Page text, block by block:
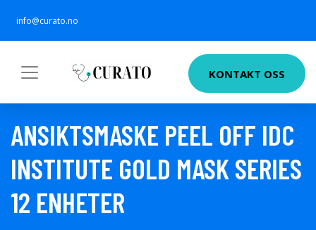
info@curato.no
KONTAKT OSS
ANSIKTSMASKE PEEL OFF IDC
INSTITUTE GOLD MASK SERIES
12 ENHETER